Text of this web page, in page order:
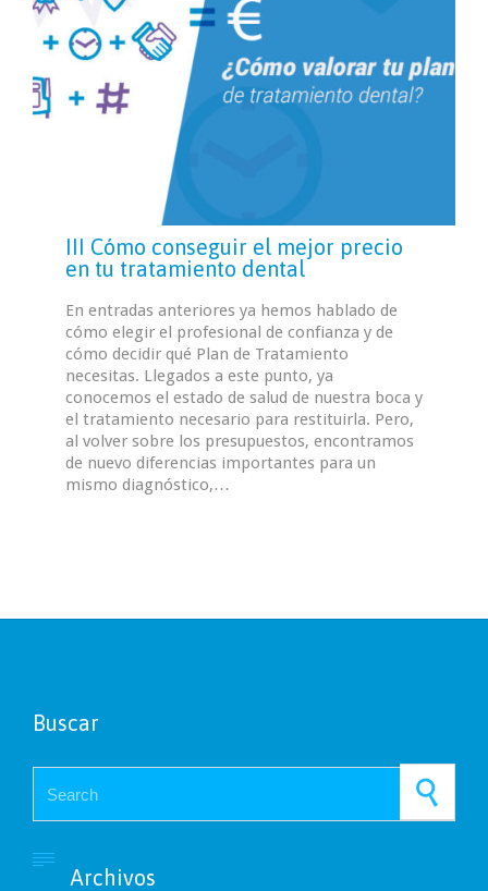
III Cómo conseguir el mejor precio
en tu tratamiento dental
En entradas anteriores ya hemos hablado de
cómo elegir el profesional de confianza y de
cómo decidir qué Plan de Tratamiento
necesitas. Llegados a este punto, ya
conocemos el estado de salud de nuestra boca y
el tratamiento necesario para restituirla. Pero,
al volver sobre los presupuestos, encontramos
de nuevo diferencias importantes para un
mismo diagnóstico,…
Buscar

Archivos